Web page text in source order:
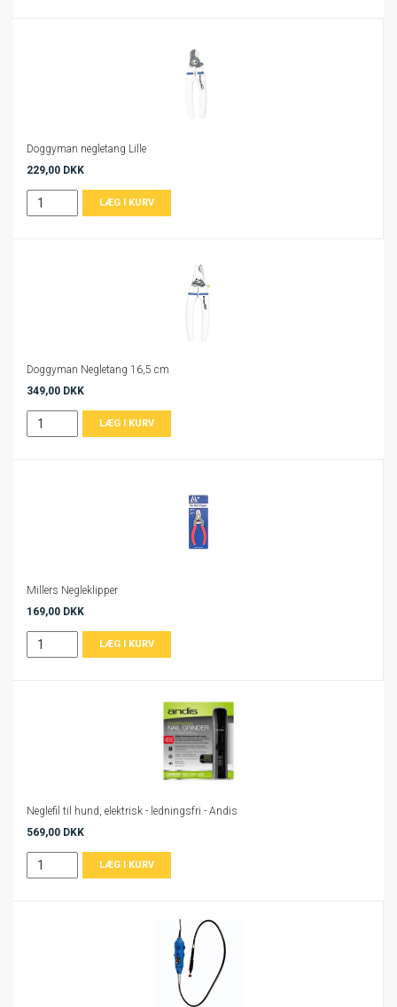
Doggyman negletang Lille
229,00 DKK
Doggyman Negletang 16,5 cm
349,00 DKK
Millers Negleklipper
169,00 DKK
Neglefil til hund, elektrisk - ledningsfri - Andis
569,00 DKK